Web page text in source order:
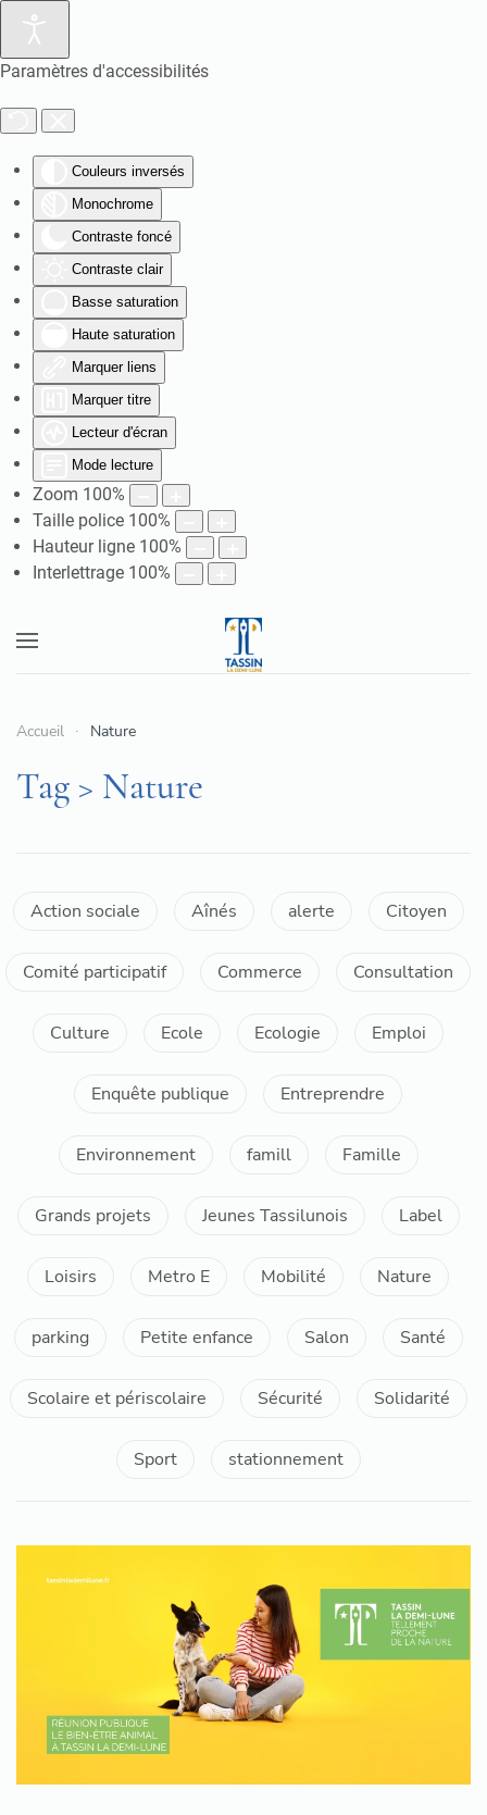
Paramètres d'accessibilités
Couleurs inversés
Monochrome
Contraste foncé
Contraste clair
Basse saturation
Haute saturation
Marquer liens
Marquer titre
Lecteur d'écran
Mode lecture
Zoom 100%
Taille police 100%
Hauteur ligne 100%
Interlettrage 100%
Accueil Nature
Tag > Nature
Action sociale Aînés alerte Citoyen
Comité participatif Commerce Consultation
Culture Ecole Ecologie Emploi
Enquête publique Entreprendre
Environnement famill Famille
Grands projets Jeunes Tassilunois Label
Loisirs Metro E Mobilité Nature
parking Petite enfance Salon Santé
Scolaire et périscolaire Sécurité Solidarité
Sport stationnement